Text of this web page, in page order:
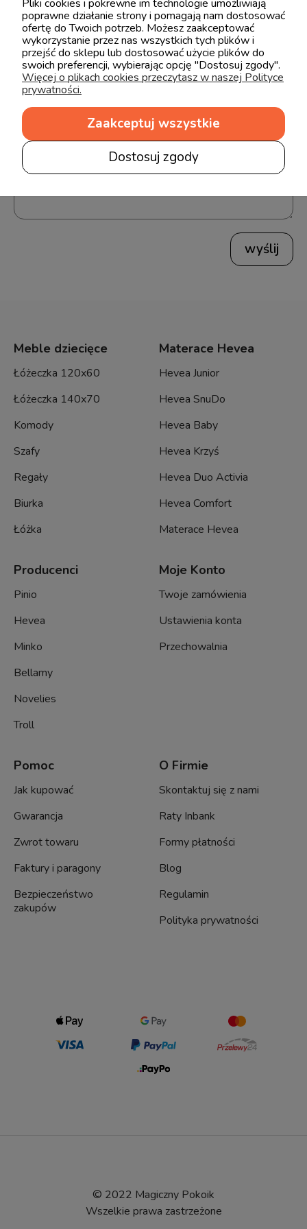
Opinie o produkcie (0)
Imię lub pseudonim:
wyślij
Meble dziecięce
Łóżeczka 120x60
Łóżeczka 140x70
Komody
Szafy
Regały
Biurka
Łóżka
Materace Hevea
Hevea Junior
Hevea SnuDo
Hevea Baby
Hevea Krzyś
Hevea Duo Activia
Hevea Comfort
Materace Hevea
Producenci
Pinio
Hevea
Minko
Bellamy
Novelies
Troll
Moje Konto
Twoje zamówienia
Ustawienia konta
Przechowalnia
Pomoc
Jak kupować
Gwarancja
Zwrot towaru
Faktury i paragony
Bezpieczeństwo
zakupów
O Firmie
Skontaktuj się z nami
Raty Inbank
Formy płatności
Blog
Regulamin
Polityka prywatności
© 2022 Magiczny Pokoik
Wszelkie prawa zastrzeżone
Pliki cookies i pokrewne im technologie umożliwiają
poprawne działanie strony i pomagają nam dostosować
ofertę do Twoich potrzeb. Możesz zaakceptować
wykorzystanie przez nas wszystkich tych plików i
przejść do sklepu lub dostosować użycie plików do
swoich preferencji, wybierając opcję "Dostosuj zgody".
Więcej o plikach cookies przeczytasz w naszej Polityce
prywatności.
Dostosuj zgody
Zaakceptuj wszystkie